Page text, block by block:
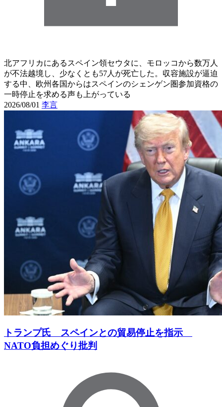
北アフリカにあるスペイン領セウタに、モロッコから数万人
が不法越境し、少なくとも57人が死亡した。収容施設が逼迫
する中、欧州各国からはスペインのシェンゲン圏参加資格の
一時停止を求める声も上がっている
2026/08/01 李言
トランプ氏 スペインとの貿易停止を指示
NATO負担めぐり批判